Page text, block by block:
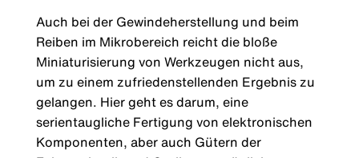
Auch bei der Gewindeherstellung und beim
Reiben im Mikrobereich reicht die bloße
Miniaturisierung von Werkzeugen nicht aus,
um zu einem zufriedenstellenden Ergebnis zu
gelangen. Hier geht es darum, eine
serientaugliche Fertigung von elektronischen
Komponenten, aber auch Gütern der